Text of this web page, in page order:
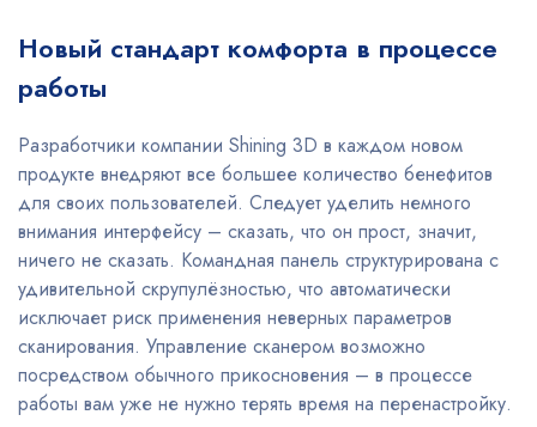
Новый стандарт комфорта в процессе
работы
Разработчики компании Shining 3D в каждом новом
продукте внедряют все большее количество бенефитов
для своих пользователей. Следует уделить немного
внимания интерфейсу – сказать, что он прост, значит,
ничего не сказать. Командная панель структурирована с
удивительной скрупулёзностью, что автоматически
исключает риск применения неверных параметров
сканирования. Управление сканером возможно
посредством обычного прикосновения – в процессе
работы вам уже не нужно терять время на перенастройку.